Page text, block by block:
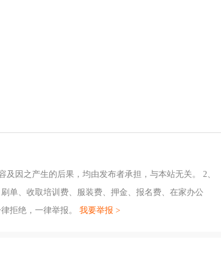
因之产生的后果，均由发布者承担，与本站无关。 2、
单、收取培训费、服装费、押金、报名费、在家办公
拒绝，一律举报。 我要举报 >